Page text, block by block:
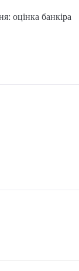
оцінка банкіра